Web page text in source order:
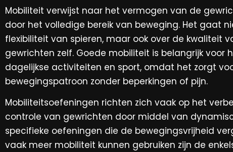
Mobiliteit verwijst naar het vermogen van de
door het volledige bereik van beweging. Het gaat
flexibiliteit van spieren, maar ook over de kwaliteit
gewrichten zelf. Goede mobiliteit is belangrijk voor
dagelijkse activiteiten en sport, omdat het zorgt
bewegingspatroon zonder beperkingen of pijn.
Mobiliteitsoefeningen richten zich vaak op het
controle van gewrichten door middel van
specifieke oefeningen die de bewegingsvrijheid
vaak meer mobiliteit kunnen gebruiken zijn de